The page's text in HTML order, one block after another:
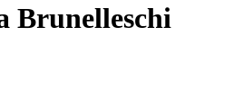
Brunelleschi